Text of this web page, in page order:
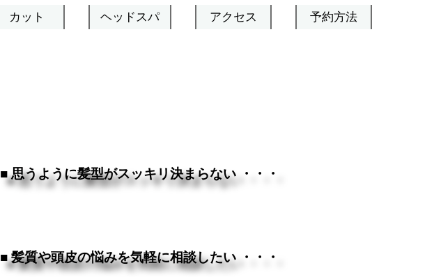
カット ヘッドスパ アクセス 予約方法
■ 思うように髪型がスッキリ決まらない ・・・
■ 髪質や頭皮の悩みを気軽に相談したい ・・・